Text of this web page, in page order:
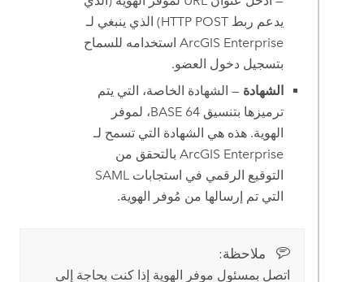
يدعم ربط HTTP POST) الذي ينبغي لـ
ArcGIS Enterprise استخدامه للسماح
بتسجيل دخول العضو.
الشهادة — الشهادة الخاصة، التي يتم
ترميزها بتنسيق BASE 64، لموفر
الهوية. هذه هي الشهادة التي تسمح لـ
ArcGIS Enterprise بالتحقق من
التوقيع الرقمي في استجابات SAML
التي تم إرسالها من مُوفر الهوية.
ملاحظة:‏
اتصل بمسئول موفر الهوية إذا كنت بحاجة إلى